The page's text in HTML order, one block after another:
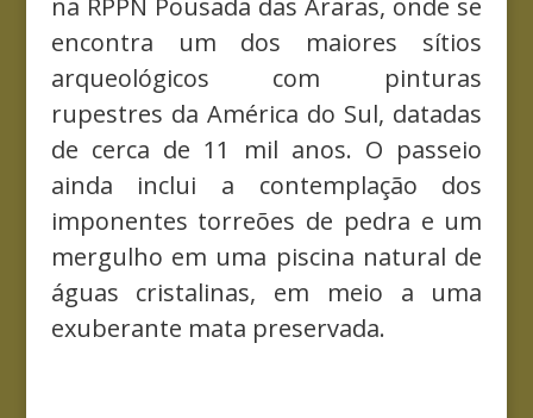
na RPPN Pousada das Araras, onde se
encontra um dos maiores sítios
arqueológicos com pinturas
rupestres da América do Sul, datadas
de cerca de 11 mil anos. O passeio
ainda inclui a contemplação dos
imponentes torreões de pedra e um
mergulho em uma piscina natural de
águas cristalinas, em meio a uma
exuberante mata preservada.